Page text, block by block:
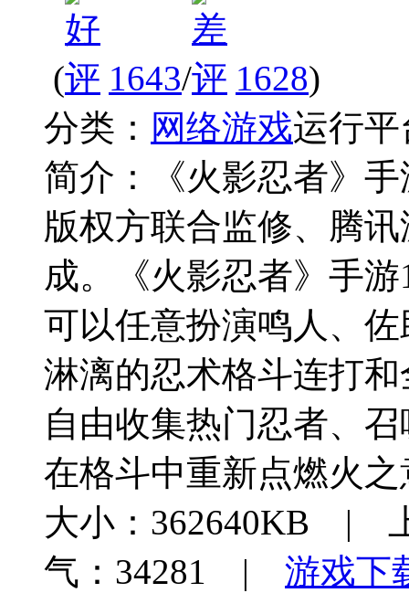
( 1643/ 1628)
分类： 网络游戏运行平
简介：
《火影忍者》
版权方联合监修、腾
成。《火影忍者》手
可以任意扮演鸣人、
淋漓的忍术格斗连打
自由收集热门忍者、
在格斗中重新点燃火
大小：362640KB |
气：34281 | 游戏下